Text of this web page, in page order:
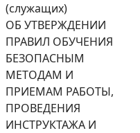
(служащих)
ОБ УТВЕРЖДЕНИИ
ПРАВИЛ ОБУЧЕНИЯ
БЕЗОПАСНЫМ
МЕТОДАМ И
ПРИЕМАМ РАБОТЫ,
ПРОВЕДЕНИЯ
ИНСТРУКТАЖА И